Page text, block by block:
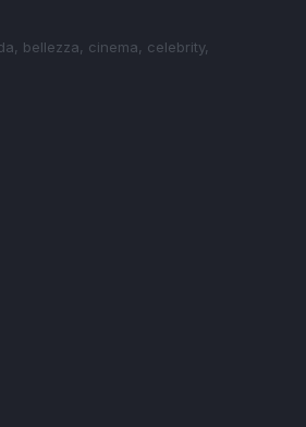
bellezza, cinema, celebrity,